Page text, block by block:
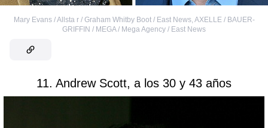
Mary Evans / Allsta r / Graham Whitby Boot / East News, AXELLE / BAUER-
GRIFFIN / MEGA / Mega Agency / East News
11. Andrew Scott, a los 30 y 43 años